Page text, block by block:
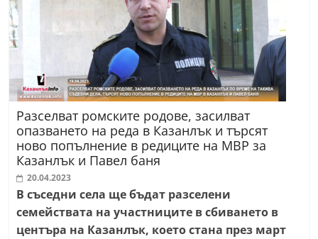
Разселват ромските родове, засилват
опазването на реда в Казанлък и търсят
ново попълнение в редиците на МВР за
Казанлък и Павел баня
20.04.2023
В съседни села ще бъдат разселени
семействата на участниците в сбиването в
центъра на Казанлък, което стана през март